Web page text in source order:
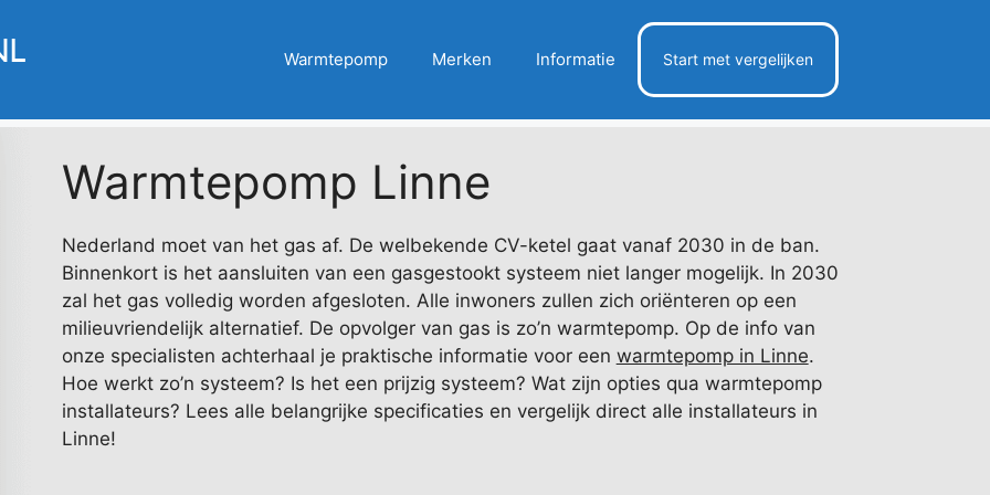
Warmtepomp Merken Informatie Start met vergelijken
Warmtepomp Linne
Nederland moet van het gas af. De welbekende CV-ketel gaat vanaf 2030 in de ban.
Binnenkort is het aansluiten van een gasgestookt systeem niet langer mogelijk. In 2030
zal het gas volledig worden afgesloten. Alle inwoners zullen zich oriënteren op een
milieuvriendelijk alternatief. De opvolger van gas is zo’n warmtepomp. Op de info van
onze specialisten achterhaal je praktische informatie voor een warmtepomp in Linne.
Hoe werkt zo’n systeem? Is het een prijzig systeem? Wat zijn opties qua warmtepomp
installateurs? Lees alle belangrijke specificaties en vergelijk direct alle installateurs in
Linne!